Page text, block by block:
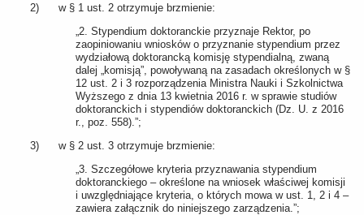
2) w § 1 ust. 2 otrzymuje brzmienie:
„2. Stypendium doktoranckie przyznaje Rektor, po
zaopiniowaniu wniosków o przyznanie stypendium przez
wydziałową doktorancką komisję stypendialną, zwaną
dalej „komisją”, powoływaną na zasadach określonych w §
12 ust. 2 i 3 rozporządzenia Ministra Nauki i Szkolnictwa
Wyższego z dnia 13 kwietnia 2016 r. w sprawie studiów
doktoranckich i stypendiów doktoranckich (Dz. U. z 2016
r., poz. 558).”;
3) w § 2 ust. 3 otrzymuje brzmienie:
„3. Szczegółowe kryteria przyznawania stypendium
doktoranckiego – określone na wniosek właściwej komisji
i uwzględniające kryteria, o których mowa w ust. 1, 2 i 4 –
zawiera załącznik do niniejszego zarządzenia.”;